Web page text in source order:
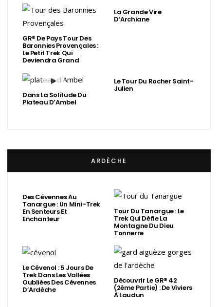
GR® De Pays Tour Des
Baronnies Provençales :
Le Petit Trek Qui
Deviendra Grand
La Grande Vire
D’Archiane
Dans La Solitude Du
Plateau D’Ambel
Le Tour Du Rocher Saint-
Julien
ARDÈCHE
Des Cévennes Au
Tanargue : Un Mini-Trek
En Senteurs Et
Enchanteur
Tour Du Tanargue : Le
Trek Qui Défie La
Montagne Du Dieu
Tonnerre
Le Cévenol : 5 Jours De
Trek Dans Les Vallées
Oubliées Des Cévennes
D’Ardèche
Découvrir Le GR® 42
(2ème Partie) : De Viviers
À Laudun